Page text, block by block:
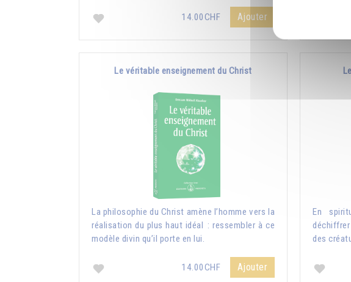
14.00CHF Ajouter
Le véritable enseignement du Christ
La philosophie du Christ amène l’homme vers la
réalisation du plus haut idéal : ressembler à ce
modèle divin qu’il porte en lui.
14.00CHF Ajouter
En
des